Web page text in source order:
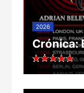
2026
Crónica: